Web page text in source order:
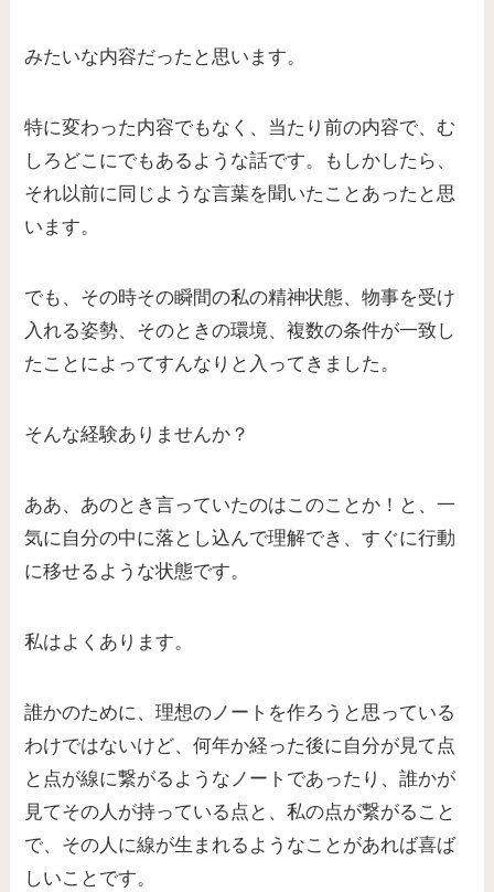
みたいな内容だったと思います。
特に変わった内容でもなく、当たり前の内容で、む
しろどこにでもあるような話です。もしかしたら、
それ以前に同じような言葉を聞いたことあったと思
います。
でも、その時その瞬間の私の精神状態、物事を受け
入れる姿勢、そのときの環境、複数の条件が一致し
たことによってすんなりと入ってきました。
そんな経験ありませんか？
ああ、あのとき言っていたのはこのことか！と、一
気に自分の中に落とし込んで理解でき、すぐに行動
に移せるような状態です。
私はよくあります。
誰かのために、理想のノートを作ろうと思っている
わけではないけど、何年か経った後に自分が見て点
と点が線に繋がるようなノートであったり、誰かが
見てその人が持っている点と、私の点が繋がること
で、その人に線が生まれるようなことがあれば喜ば
しいことです。